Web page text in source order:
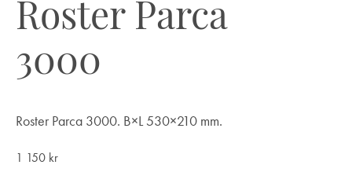
Roster Parca
3000
Roster Parca 3000. B×L 530×210 mm.
1 150 kr